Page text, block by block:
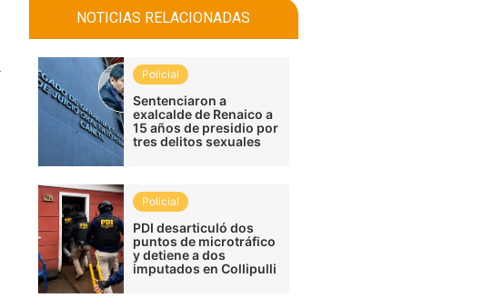
NOTICIAS RELACIONADAS
Policial
Sentenciaron a
exalcalde de Renaico a
15 años de presidio por
tres delitos sexuales
Policial
PDI desarticuló dos
puntos de microtráfico
y detiene a dos
imputados en Collipulli